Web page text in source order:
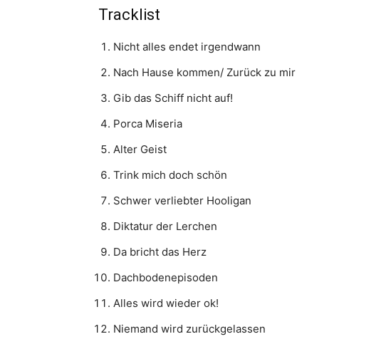
Tracklist
Nicht alles endet irgendwann
Nach Hause kommen/ Zurück zu mir
Gib das Schiff nicht auf!
Porca Miseria
Alter Geist
Trink mich doch schön
Schwer verliebter Hooligan
Diktatur der Lerchen
Da bricht das Herz
Dachbodenepisoden
Alles wird wieder ok!
Niemand wird zurückgelassen